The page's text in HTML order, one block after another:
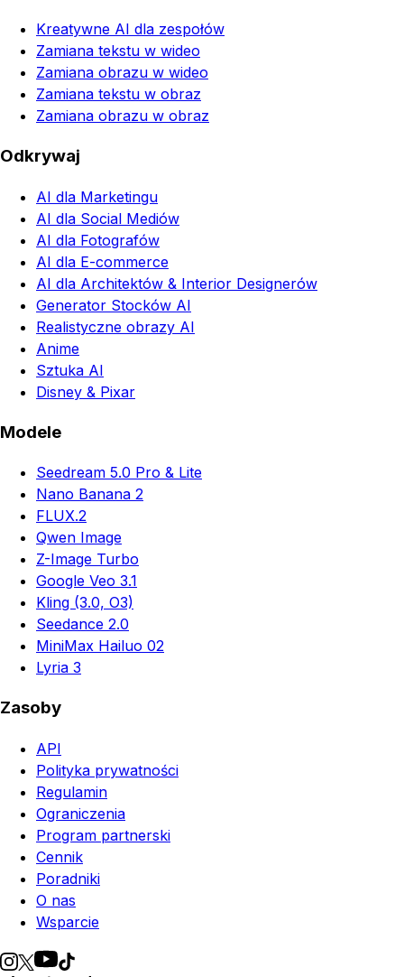
Kreatywne AI dla zespołów
Zamiana tekstu w wideo
Zamiana obrazu w wideo
Zamiana tekstu w obraz
Zamiana obrazu w obraz
Odkrywaj
AI dla Marketingu
AI dla Social Mediów
AI dla Fotografów
AI dla E-commerce
AI dla Architektów & Interior Designerów
Generator Stocków AI
Realistyczne obrazy AI
Anime
Sztuka AI
Disney & Pixar
Modele
Seedream 5.0 Pro & Lite
Nano Banana 2
FLUX.2
Qwen Image
Z-Image Turbo
Google Veo 3.1
Kling (3.0, O3)
Seedance 2.0
MiniMax Hailuo 02
Lyria 3
Zasoby
API
Polityka prywatności
Regulamin
Ograniczenia
Program partnerski
Cennik
Poradniki
O nas
Wsparcie